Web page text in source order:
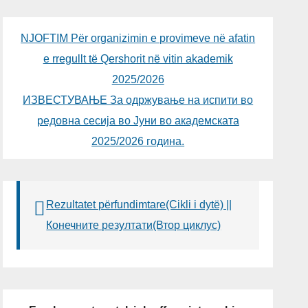
NJOFTIM Për organizimin e provimeve në afatin
e rregullt të Qershorit në vitin akademik
2025/2026
ИЗВЕСТУВАЊЕ За одржување на испити во
редовна сесија во Јуни во академската
2025/2026 година.
Rezultatet përfundimtare(Cikli i dytë) ||
Конечните резултати(Втор циклус)